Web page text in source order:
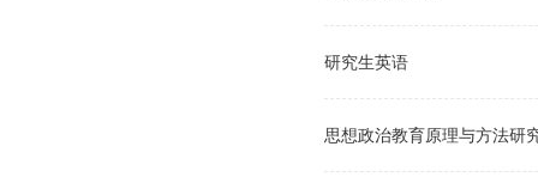
研究生英语
思想政治教育原理与方法研